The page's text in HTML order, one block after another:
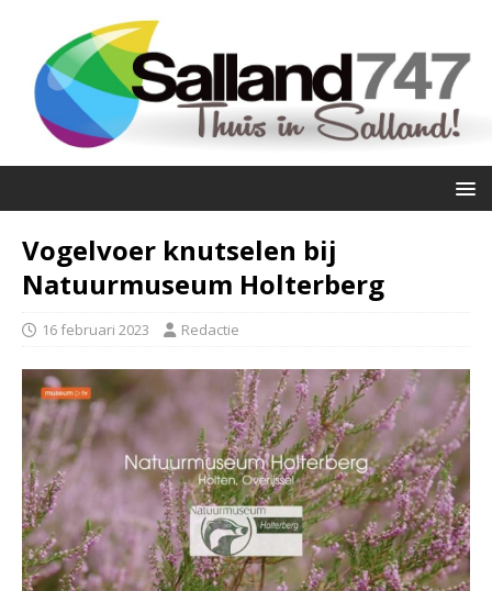
Vogelvoer knutselen bij
Natuurmuseum Holterberg
16 februari 2023 Redactie